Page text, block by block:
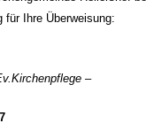
für Ihre Überweisung:
–